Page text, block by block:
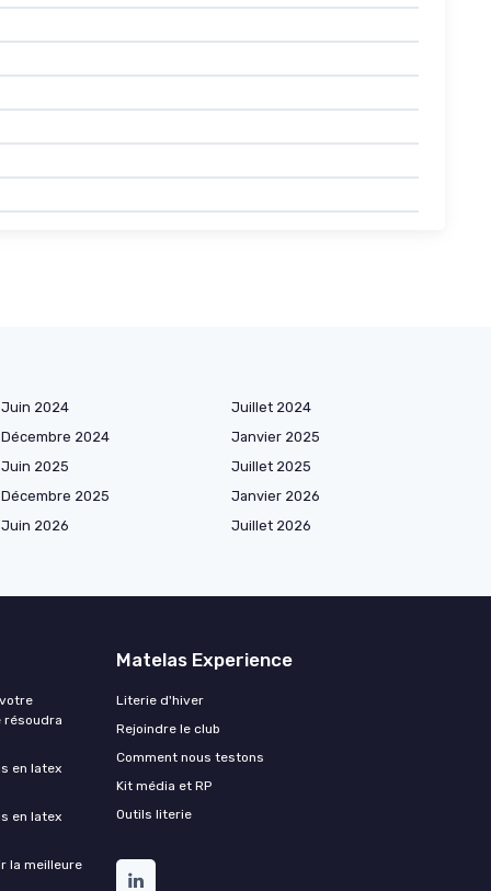
Juin 2024
Juillet 2024
Décembre 2024
Janvier 2025
Juin 2025
Juillet 2025
Décembre 2025
Janvier 2026
Juin 2026
Juillet 2026
résoudra
en latex
en latex
la meilleure
Matelas Experience
Literie d'hiver
Rejoindre le club
Comment nous testons
Kit média et RP
Outils literie